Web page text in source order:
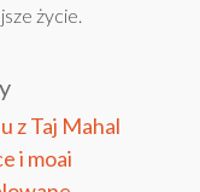
życie.
z Taj Mahal
i moai